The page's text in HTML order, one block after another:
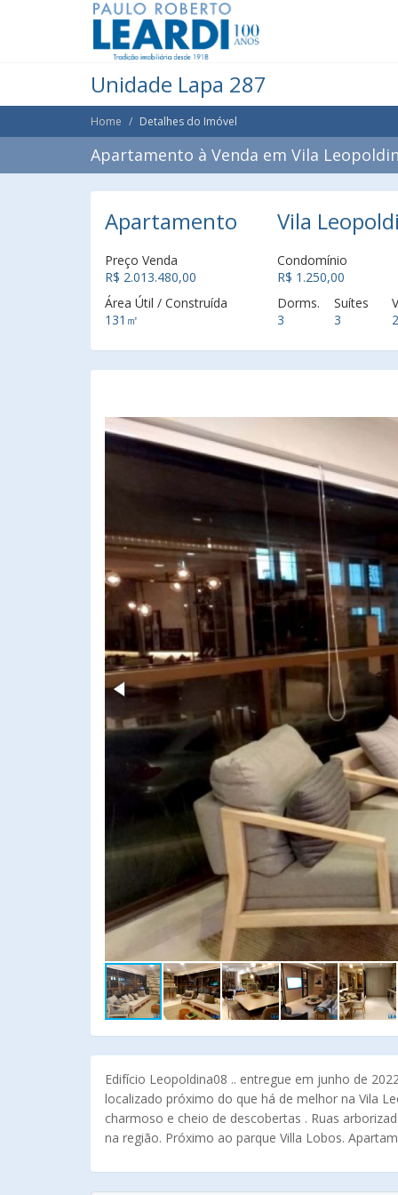
Unidade Lapa 287
Home Detalhes do Imóvel
Apartamento à Venda em Vila
Apartamento Vila
Preço Venda
R$ 2.013.480,00
Condomínio
R$ 1.250,00
Área Útil / Construída
131㎡
Dorms.
3
Suítes
3
2
Edifício Leopoldina08 .. entregue em junho de
localizado próximo do que há de melhor na Vila
charmoso e cheio de descobertas . Ruas
na região. Próximo ao parque Villa Lobos.